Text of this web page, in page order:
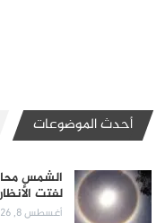
أحدث الموضوعات
الشمس
لفتت
أغسطس 8, 2026